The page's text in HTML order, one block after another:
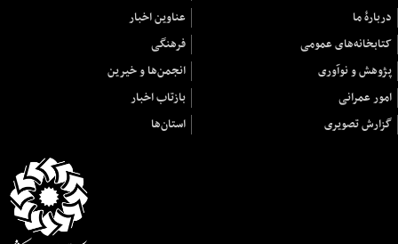
دربارهٔ ما
عناوین اخبار
کتابخانه‌های عمومی
فرهنگی
پژوهش و نوآوری
انجمن‌ها و خیرین
امور عمرانی
بازتاب اخبار
گزارش تصویری
استان‌ها